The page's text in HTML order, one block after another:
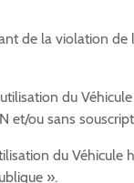
de la violation
du
et/ou sans
du Véhicule
».